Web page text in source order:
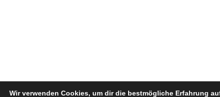
Wir verwenden Cookies, um dir die bestmögliche Erfahrung